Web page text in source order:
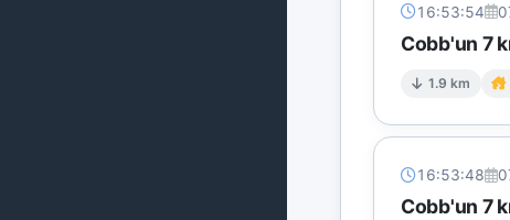
16:53:54
Cobb'un 7
1.9 km
16:53:48
Cobb'un 7